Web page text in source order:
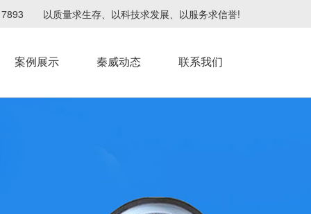
以质量求生存、以科技求发展、以服务求信誉!
案例展示 秦威动态 联系我们